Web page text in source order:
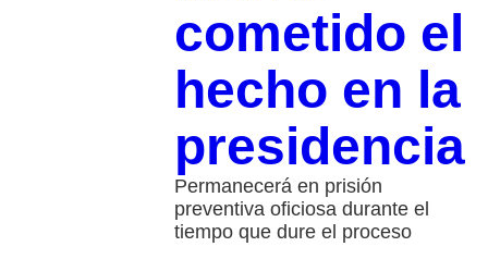
cometido el
hecho en la
presidencia
Permanecerá en prisión
preventiva oficiosa durante el
tiempo que dure el proceso